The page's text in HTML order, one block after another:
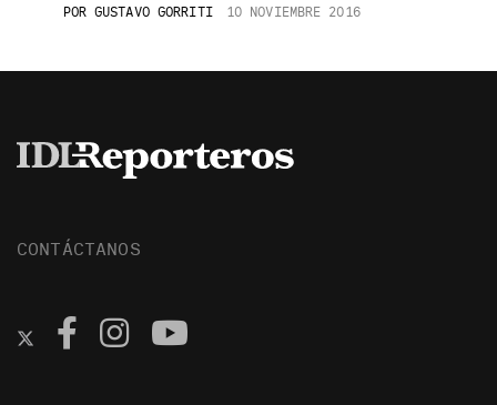
POR GUSTAVO GORRITI 10 NOVIEMBRE 2016
CONTÁCTANOS